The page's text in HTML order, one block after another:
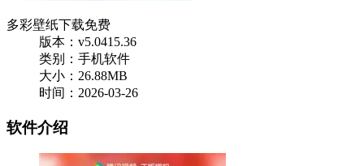
多彩壁纸下载免费
版本：v5.0415.36
类别：手机软件
大小：26.88MB
时间：2026-03-26
软件介绍